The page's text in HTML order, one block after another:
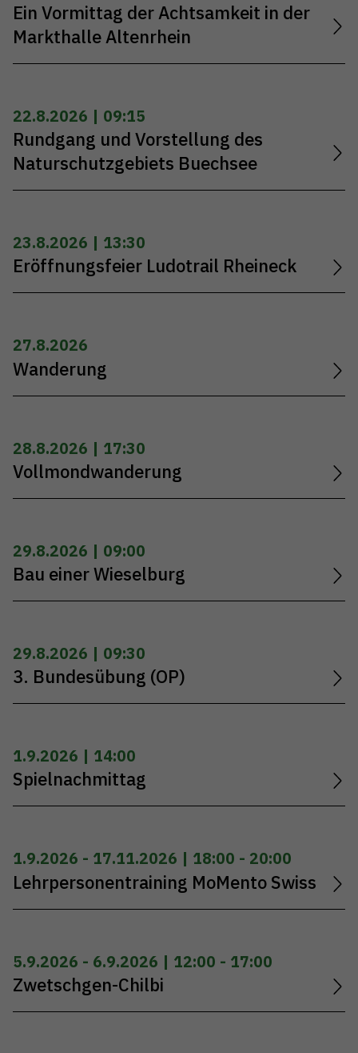
Ein Vormittag der Achtsamkeit in der
Markthalle Altenrhein
22.8.2026 | 09:15
Rundgang und Vorstellung des
Naturschutzgebiets Buechsee
23.8.2026 | 13:30
Eröffnungsfeier Ludotrail Rheineck
27.8.2026
Wanderung
28.8.2026 | 17:30
Vollmondwanderung
29.8.2026 | 09:00
Bau einer Wieselburg
29.8.2026 | 09:30
3. Bundesübung (OP)
1.9.2026 | 14:00
Spielnachmittag
1.9.2026 - 17.11.2026 | 18:00 - 20:00
Lehrpersonentraining MoMento Swiss
5.9.2026 - 6.9.2026 | 12:00 - 17:00
Zwetschgen-Chilbi